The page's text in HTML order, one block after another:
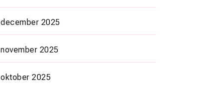
december 2025
november 2025
oktober 2025